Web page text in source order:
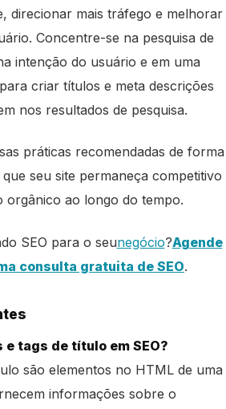
direcionar mais tráfego e melhorar
Concentre-se na pesquisa de
intenção do usuário e em uma
criar títulos e meta descrições
nos resultados de pesquisa.
práticas recomendadas de forma
seu site permaneça competitivo
orgânico ao longo do tempo.
SEO para o seunegócio?Agende
consulta gratuita de SEO.
e tags de título em SEO?
são elementos no HTML de uma
informações sobre o